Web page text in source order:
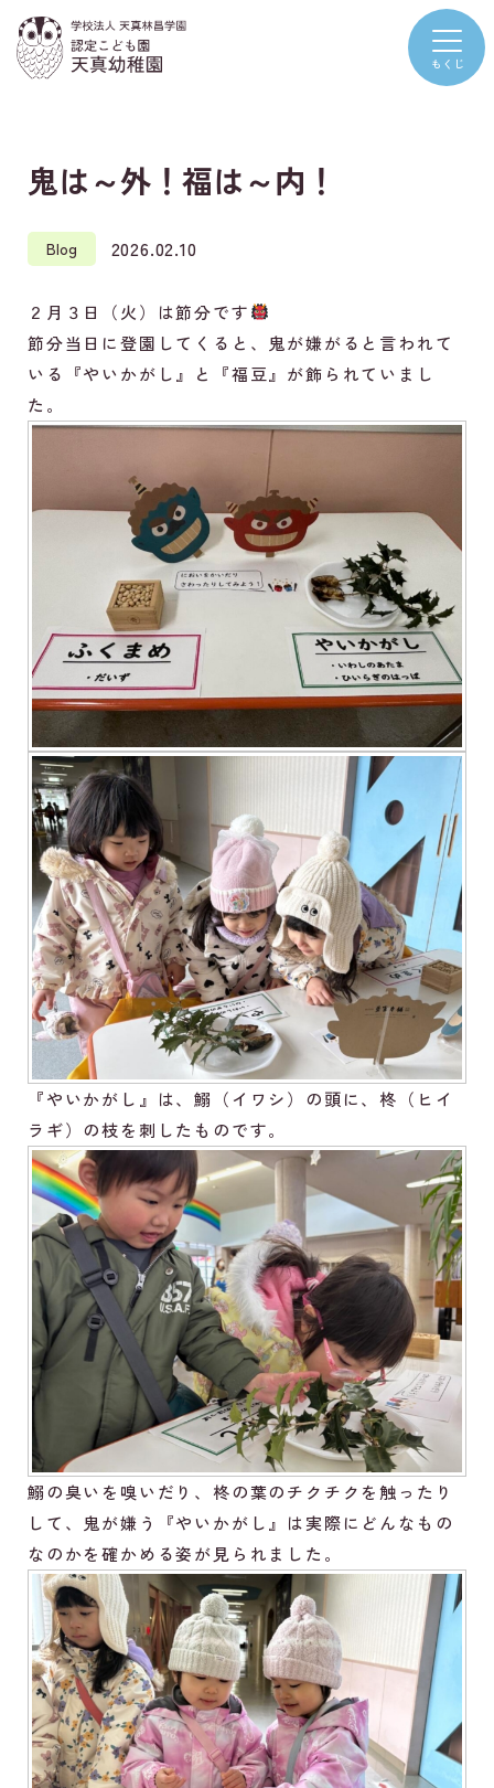
鬼は～外！福は～内！
Blog 2026.02.10
２月３日（火）は節分です
節分当日に登園してくると、鬼が嫌がると言われて
いる『やいかがし』と『福豆』が飾られていまし
た。
『やいかがし』は、鰯（イワシ）の頭に、柊（ヒイ
ラギ）の枝を刺したものです。
鰯の臭いを嗅いだり、柊の葉のチクチクを触ったり
して、鬼が嫌う『やいかがし』は実際にどんなもの
なのかを確かめる姿が見られました。